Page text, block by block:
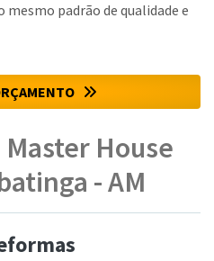
padrão de qualidade e
House
- AM